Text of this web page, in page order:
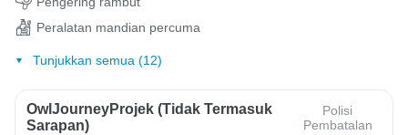
Peralatan mandian percuma
Tunjukkan semua (12)
OwlJourneyProjek (Tidak Termasuk
Sarapan)
Polisi
Pembatalan